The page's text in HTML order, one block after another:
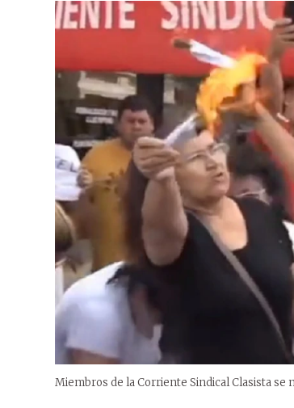
Miembros de la Corriente Sindical Clasista se